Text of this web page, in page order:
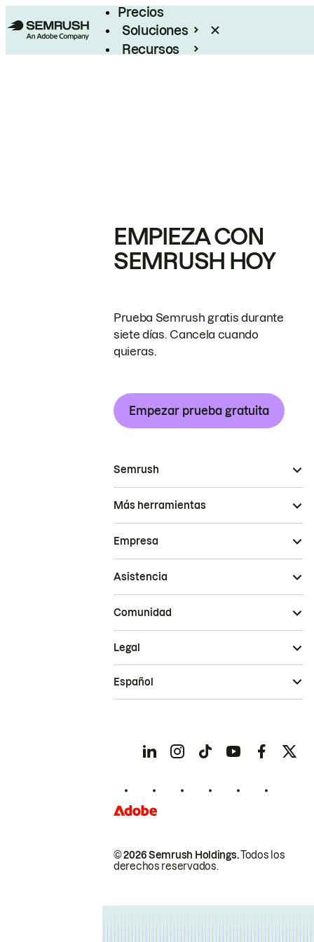
Precios
Soluciones
Recursos
EMPIEZA CON
SEMRUSH HOY
Prueba Semrush gratis durante
siete días. Cancela cuando
quieras.
Empezar prueba gratuita
Semrush
Más herramientas
Empresa
Asistencia
Comunidad
© 2026 Semrush Holdings.Todos los
derechos reservados.
Legal
Español